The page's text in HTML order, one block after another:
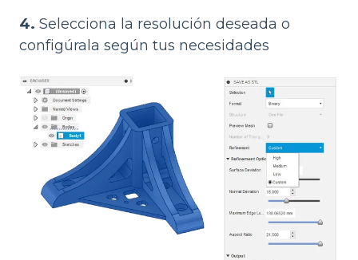
4. Selecciona la resolución deseada o
configúrala según tus necesidades